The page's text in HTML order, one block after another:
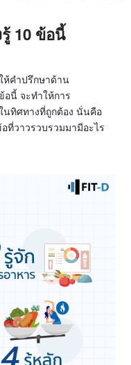
10 ข้อนี้
คำปรึกษาด้าน
นี้ จะทำให้การ
นทิศทางที่ถูกต้อง นั่นคือ
วาวรวบรวมมามีอะไร